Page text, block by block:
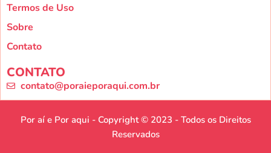
Termos de Uso
Sobre
Contato
CONTATO
contato@poraieporaqui.com.br
Por aí e Por aqui - Copyright © 2023 - Todos os Direitos
Reservados